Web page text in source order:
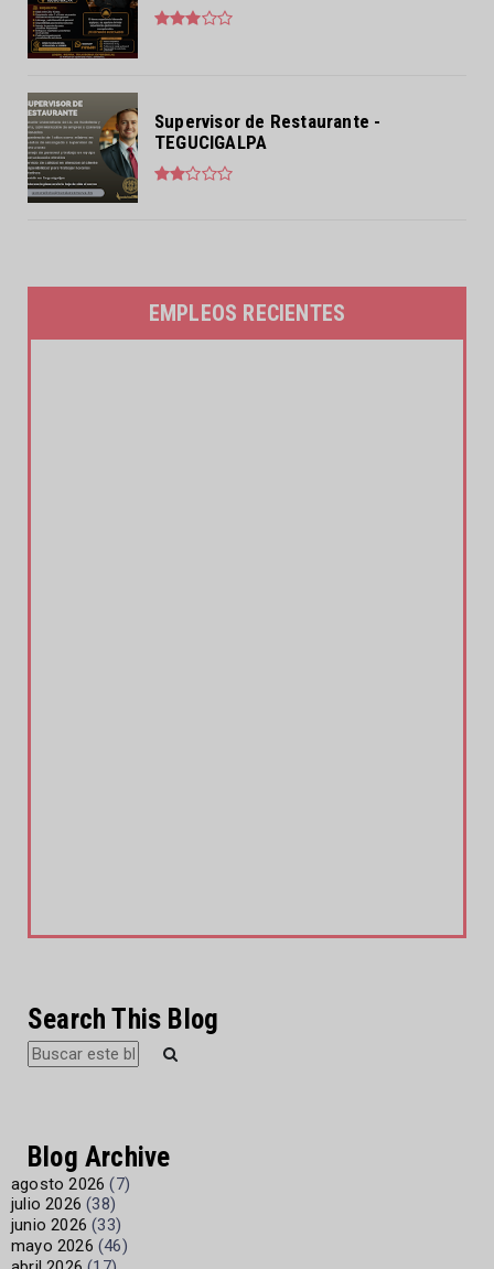
Supervisor de Restaurante -
TEGUCIGALPA
EMPLEOS RECIENTES
Search This Blog
Blog Archive
agosto 2026 (7)
julio 2026 (38)
junio 2026 (33)
mayo 2026 (46)